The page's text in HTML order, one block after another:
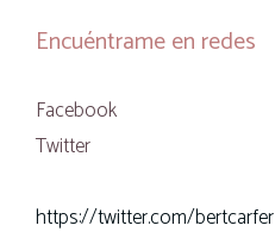
Encuéntrame en redes
Facebook
Twitter
https://twitter.com/bertcarfer